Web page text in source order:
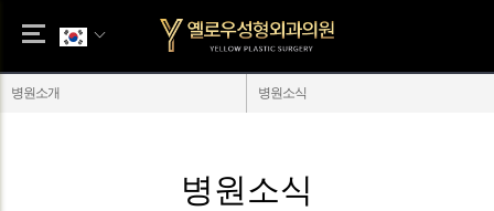
병원소개 병원소식
병원소식